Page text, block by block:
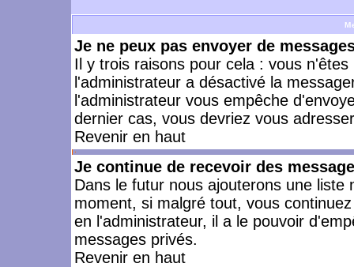
Je ne peux pas envoyer de
Il y trois raisons pour cela : vous
l'administrateur a désactivé la
l'administrateur vous empêche
dernier cas, vous devriez vous
Revenir en haut
Je continue de recevoir des
Dans le futur nous ajouterons une
moment, si malgré tout, vous
en l'administrateur, il a le pouvoir
messages privés.
Revenir en haut